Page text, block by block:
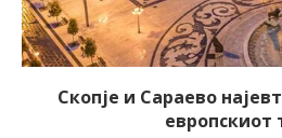
Скопје и Сараево
европскиот